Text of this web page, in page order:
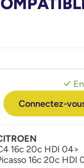
Connectez-
16c 20c HDI 04>
16c 20c HDI